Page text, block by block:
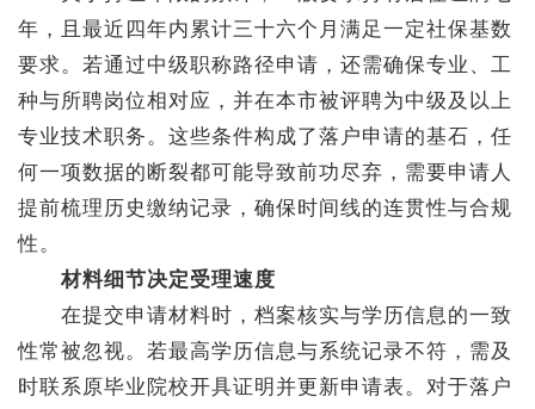
年，且最近四年内累计三十六个月满足一定社保基数
要求。若通过中级职称路径申请，还需确保专业、工
种与所聘岗位相对应，并在本市被评聘为中级及以上
专业技术职务。这些条件构成了落户申请的基石，任
何一项数据的断裂都可能导致前功尽弃，需要申请人
提前梳理历史缴纳记录，确保时间线的连贯性与合规
性。
材料细节决定受理速度
在提交申请材料时，档案核实与学历信息的一致
性常被忽视。若最高学历信息与系统记录不符，需及
时联系原毕业院校开具证明并更新申请表。对于落户